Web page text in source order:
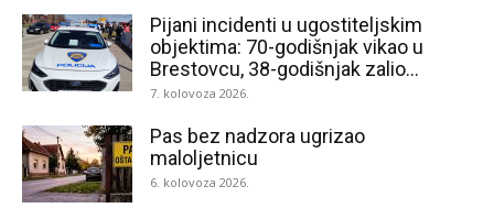
Pijani incidenti u ugostiteljskim
objektima: 70-godišnjak vikao u
Brestovcu, 38-godišnjak zalio...
7. kolovoza 2026.
Pas bez nadzora ugrizao
maloljetnicu
6. kolovoza 2026.